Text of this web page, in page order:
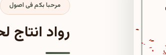
مرحبا بكم فى اصول
رواد انتاج